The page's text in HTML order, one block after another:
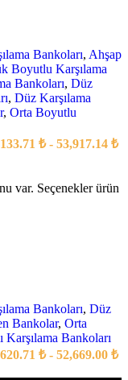
Bankoları, Ahşap
Boyutlu Karşılama
Bankoları, Düz
, Düz Karşılama
, Orta Boyutlu
₺ - 53,917.14 ₺
var. Seçenekler ürün
Bankoları, Düz
Bankolar, Orta
Karşılama Bankoları
₺ - 52,669.00 ₺